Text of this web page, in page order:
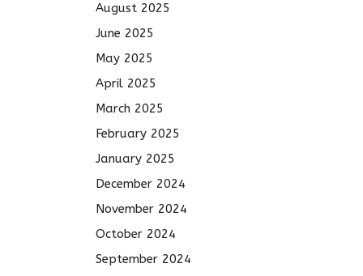
August 2025
June 2025
May 2025
April 2025
March 2025
February 2025
January 2025
December 2024
November 2024
October 2024
September 2024